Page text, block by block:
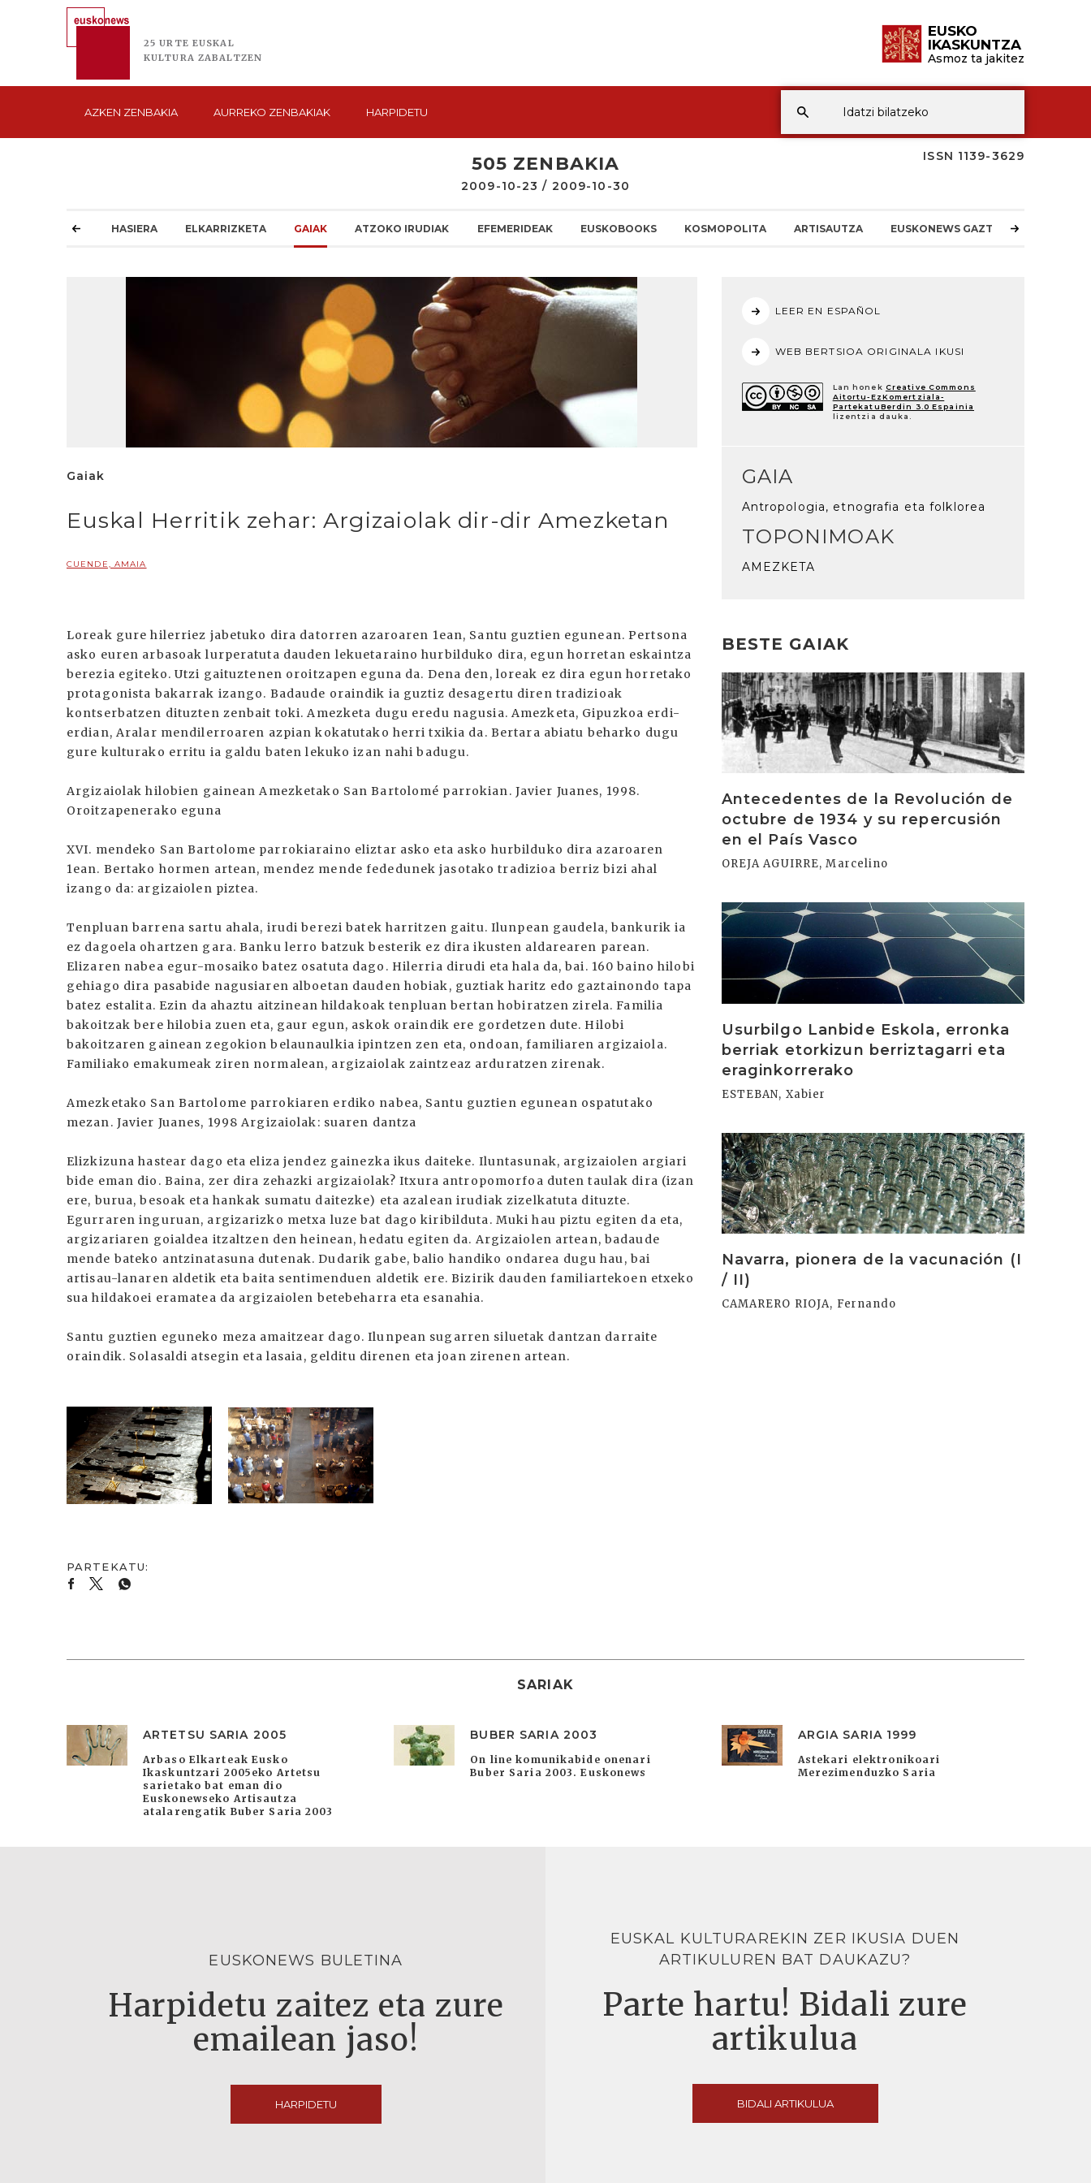
25 URTE EUSKAL
KULTURA ZABALTZEN
EUSKO
IKASKUNTZA
Asmoz ta jakitez
AZKEN ZENBAKIA AURREKO ZENBAKIAK HARPIDETU
ISSN 1139-3629
505 ZENBAKIA
2009-10-23 / 2009-10-30
HASIERA ELKARRIZKETA GAIAK ATZOKO IRUDIAK EFEMERIDEAK EUSKOBOOKS KOSMOPOLITA ARTISAUTZA EUSKONEWS GAZTEA
Gaiak
Euskal Herritik zehar: Argizaiolak dir-dir Amezketan
CUENDE, AMAIA
Loreak gure hilerriez jabetuko dira datorren azaroaren 1ean, Santu guztien egunean. Pertsona
asko euren arbasoak lurperatuta dauden lekuetaraino hurbilduko dira, egun horretan eskaintza
berezia egiteko. Utzi gaituztenen oroitzapen eguna da. Dena den, loreak ez dira egun horretako
protagonista bakarrak izango. Badaude oraindik ia guztiz desagertu diren tradizioak
kontserbatzen dituzten zenbait toki. Amezketa dugu eredu nagusia. Amezketa, Gipuzkoa erdi-
erdian, Aralar mendilerroaren azpian kokatutako herri txikia da. Bertara abiatu beharko dugu
gure kulturako erritu ia galdu baten lekuko izan nahi badugu.
Argizaiolak hilobien gainean Amezketako San Bartolomé parrokian. Javier Juanes, 1998.
Oroitzapenerako eguna
XVI. mendeko San Bartolome parrokiaraino eliztar asko eta asko hurbilduko dira azaroaren
1ean. Bertako hormen artean, mendez mende fededunek jasotako tradizioa berriz bizi ahal
izango da: argizaiolen piztea.
Tenpluan barrena sartu ahala, irudi berezi batek harritzen gaitu. Ilunpean gaudela, bankurik ia
ez dagoela ohartzen gara. Banku lerro batzuk besterik ez dira ikusten aldarearen parean.
Elizaren nabea egur-mosaiko batez osatuta dago. Hilerria dirudi eta hala da, bai. 160 baino hilobi
gehiago dira pasabide nagusiaren alboetan dauden hobiak, guztiak haritz edo gaztainondo tapa
batez estalita. Ezin da ahaztu aitzinean hildakoak tenpluan bertan hobiratzen zirela. Familia
bakoitzak bere hilobia zuen eta, gaur egun, askok oraindik ere gordetzen dute. Hilobi
bakoitzaren gainean zegokion belaunaulkia ipintzen zen eta, ondoan, familiaren argizaiola.
Familiako emakumeak ziren normalean, argizaiolak zaintzeaz arduratzen zirenak.
Amezketako San Bartolome parrokiaren erdiko nabea, Santu guztien egunean ospatutako
mezan. Javier Juanes, 1998 Argizaiolak: suaren dantza
Elizkizuna hastear dago eta eliza jendez gainezka ikus daiteke. Iluntasunak, argizaiolen argiari
bide eman dio. Baina, zer dira zehazki argizaiolak? Itxura antropomorfoa duten taulak dira (izan
ere, burua, besoak eta hankak sumatu daitezke) eta azalean irudiak zizelkatuta dituzte.
Egurraren inguruan, argizarizko metxa luze bat dago kiribilduta. Muki hau piztu egiten da eta,
argizariaren goialdea itzaltzen den heinean, hedatu egiten da. Argizaiolen artean, badaude
mende bateko antzinatasuna dutenak. Dudarik gabe, balio handiko ondarea dugu hau, bai
artisau-lanaren aldetik eta baita sentimenduen aldetik ere. Bizirik dauden familiartekoen etxeko
sua hildakoei eramatea da argizaiolen betebeharra eta esanahia.
Santu guztien eguneko meza amaitzear dago. Ilunpean sugarren siluetak dantzan darraite
oraindik. Solasaldi atsegin eta lasaia, gelditu direnen eta joan zirenen artean.
LEER EN ESPAÑOL
WEB BERTSIOA ORIGINALA IKUSI
Lan honek Creative Commons
Aitortu-EzKomertziala-
PartekatuBerdin 3.0 Espainia
lizentzia dauka.
GAIA
Antropologia, etnografia eta folklorea
TOPONIMOAK
AMEZKETA
BESTE GAIAK
Antecedentes de la Revolución de
octubre de 1934 y su repercusión
en el País Vasco
OREJA AGUIRRE, Marcelino
Irakurri
Usurbilgo Lanbide Eskola, erronka
berriak etorkizun berriztagarri eta
eraginkorrerako
ESTEBAN, Xabier
Irakurri
Navarra, pionera de la vacunación (I
/ II)
CAMARERO RIOJA, Fernando
Irakurri
SARIAK
ARTETSU SARIA 2005
Arbaso Elkarteak Eusko
Ikaskuntzari 2005eko Artetsu
sarietako bat eman dio
Euskonewseko Artisautza
atalarengatik Buber Saria 2003
BUBER SARIA 2003
On line komunikabide onenari
Buber Saria 2003. Euskonews
ARGIA SARIA 1999
Astekari elektronikoari
Merezimenduzko Saria
EUSKONEWS BULETINA
Harpidetu zaitez eta zure
emailean jaso!
HARPIDETU
EUSKAL KULTURAREKIN ZER IKUSIA DUEN
ARTIKULUREN BAT DAUKAZU?
Parte hartu! Bidali zure
artikulua
BIDALI ARTIKULUA